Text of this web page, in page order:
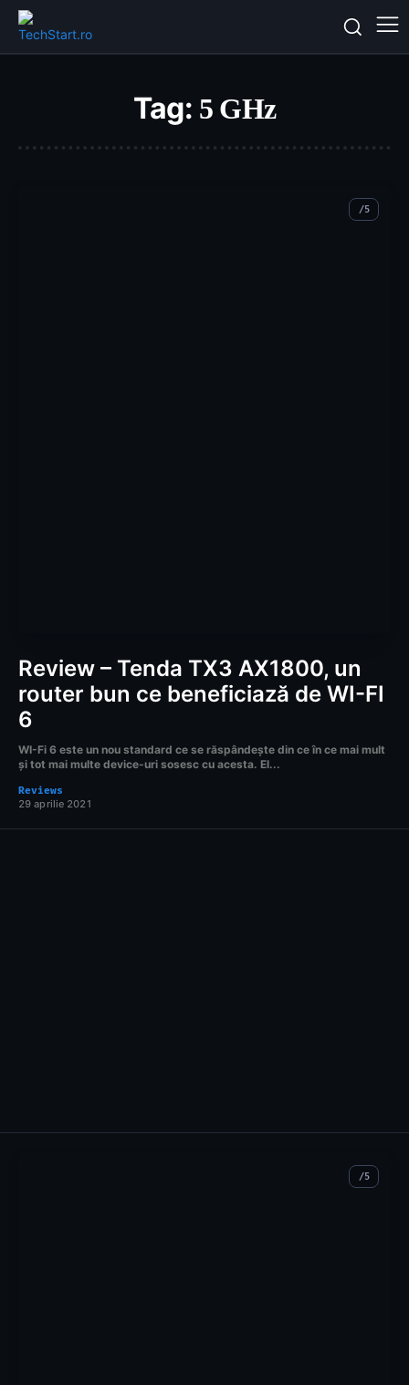
Tag: 5 GHz
Review – Tenda TX3 AX1800, un
router bun ce beneficiază de WI-FI
6
WI-Fi 6 este un nou standard ce se răspândește din ce în ce mai mult
și tot mai multe device-uri sosesc cu acesta. El...
Reviews
29 aprilie 2021